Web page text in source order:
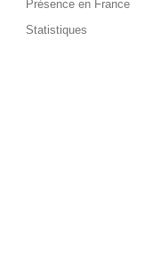
Présence en France
Statistiques